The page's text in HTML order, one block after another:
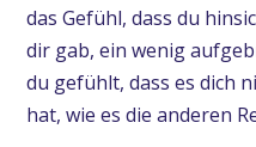
das Gefühl, dass du
dir gab, ein wenig
du gefühlt, dass es dich
hat, wie es die anderen